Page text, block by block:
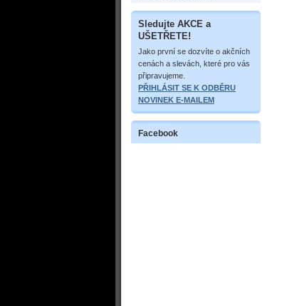
Sledujte AKCE a
UŠETŘETE!
Jako první se dozvíte o akčních
cenách a slevách, které pro vás
připravujeme.
PŘIHLÁSIT SE K ODBĚRU
NOVINEK E-MAILEM
Facebook